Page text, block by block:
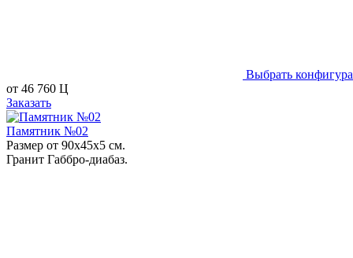
Выбрать
от 46 760 Ц
Заказать
Памятник №02
Размер от 90х45х5 см.
Гранит Габбро-диабаз.